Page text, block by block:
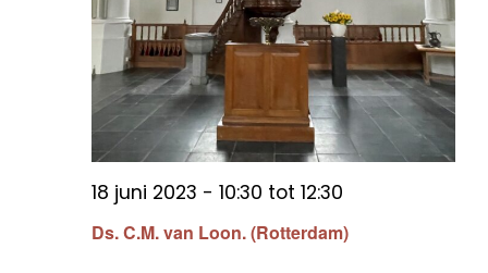
Ds. C.M. van Loon. (Rotterdam)
18 juni 2023 - 10:30 tot 12:30